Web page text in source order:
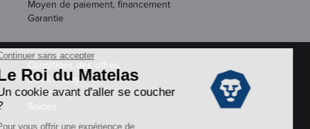
Moyen de paiement, financement
Garantie
Conditions des offres
Black Friday
Destockage
Soldes